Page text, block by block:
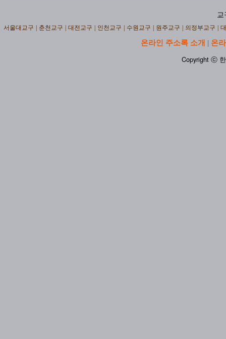
교
서울대교구 춘천교구 대전교구 인천교구 수원교구 원주교구 의정부교구
온라인 주소록 소개 | 온
Copyright ⓒ